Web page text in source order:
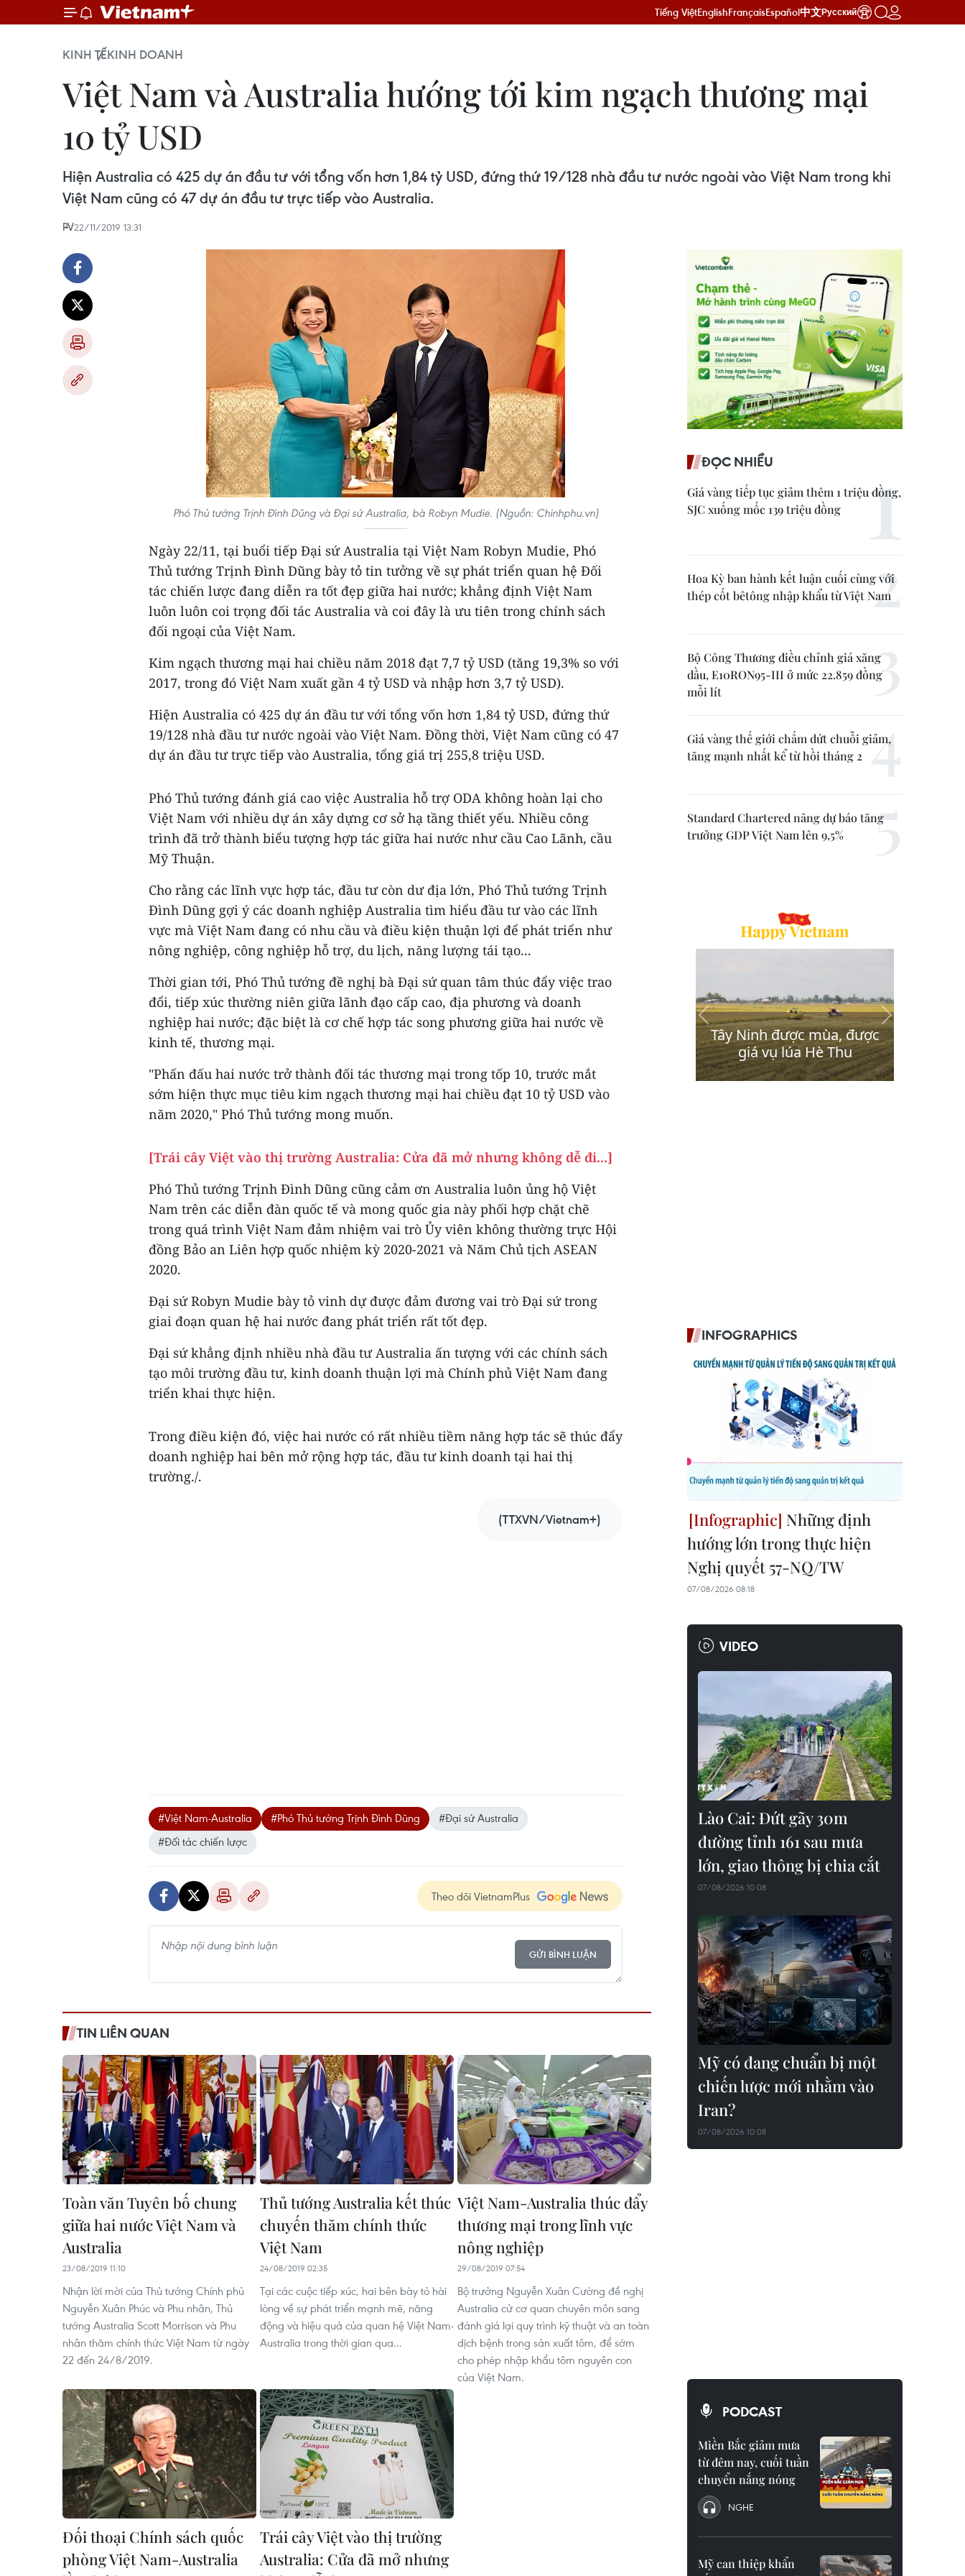
Tiếng ViệtEnglishFrançaisEspañol中文Русский
KINH TẾKINH DOANH
Việt Nam và Australia hướng tới kim ngạch thương mại
10 tỷ USD
Hiện Australia có 425 dự án đầu tư với tổng vốn hơn 1,84 tỷ USD, đứng thứ 19/128 nhà đầu tư nước ngoài vào Việt Nam trong khi
Việt Nam cũng có 47 dự án đầu tư trực tiếp vào Australia.
PV22/11/2019 13:31
Phó Thủ tướng Trịnh Đình Dũng và Đại sứ Australia, bà Robyn Mudie. (Nguồn: Chinhphu.vn)
Ngày 22/11, tại buổi tiếp Đại sứ Australia tại Việt Nam Robyn Mudie, Phó
Thủ tướng Trịnh Đình Dũng bày tỏ tin tưởng về sự phát triển quan hệ Đối
tác chiến lược đang diễn ra tốt đẹp giữa hai nước; khẳng định Việt Nam
luôn luôn coi trọng đối tác Australia và coi đây là ưu tiên trong chính sách
đối ngoại của Việt Nam.
Kim ngạch thương mại hai chiều năm 2018 đạt 7,7 tỷ USD (tăng 19,3% so với
2017, trong đó Việt Nam xuất gần 4 tỷ USD và nhập hơn 3,7 tỷ USD).
Hiện Australia có 425 dự án đầu tư với tổng vốn hơn 1,84 tỷ USD, đứng thứ
19/128 nhà đầu tư nước ngoài vào Việt Nam. Đồng thời, Việt Nam cũng có 47
dự án đầu tư trực tiếp vào Australia, tổng giá trị 255,8 triệu USD.
Phó Thủ tướng đánh giá cao việc Australia hỗ trợ ODA không hoàn lại cho
Việt Nam với nhiều dự án xây dựng cơ sở hạ tầng thiết yếu. Nhiều công
trình đã trở thành biểu tượng hợp tác giữa hai nước như cầu Cao Lãnh, cầu
Mỹ Thuận.
Cho rằng các lĩnh vực hợp tác, đầu tư còn dư địa lớn, Phó Thủ tướng Trịnh
Đình Dũng gợi ý các doanh nghiệp Australia tìm hiểu đầu tư vào các lĩnh
vực mà Việt Nam đang có nhu cầu và điều kiện thuận lợi để phát triển như
nông nghiệp, công nghiệp hỗ trợ, du lịch, năng lượng tái tạo...
Thời gian tới, Phó Thủ tướng đề nghị bà Đại sứ quan tâm thúc đẩy việc trao
đổi, tiếp xúc thường niên giữa lãnh đạo cấp cao, địa phương và doanh
nghiệp hai nước; đặc biệt là cơ chế hợp tác song phương giữa hai nước về
kinh tế, thương mại.
"Phấn đấu hai nước trở thành đối tác thương mại trong tốp 10, trước mắt
sớm hiện thực mục tiêu kim ngạch thương mại hai chiều đạt 10 tỷ USD vào
năm 2020," Phó Thủ tướng mong muốn.
[Trái cây Việt vào thị trường Australia: Cửa đã mở nhưng không dễ đi...]
Phó Thủ tướng Trịnh Đình Dũng cũng cảm ơn Australia luôn ủng hộ Việt
Nam trên các diễn đàn quốc tế và mong quốc gia này phối hợp chặt chẽ
trong quá trình Việt Nam đảm nhiệm vai trò Ủy viên không thường trực Hội
đồng Bảo an Liên hợp quốc nhiệm kỳ 2020-2021 và Năm Chủ tịch ASEAN
2020.
Đại sứ Robyn Mudie bày tỏ vinh dự được đảm đương vai trò Đại sứ trong
giai đoạn quan hệ hai nước đang phát triển rất tốt đẹp.
Đại sứ khẳng định nhiều nhà đầu tư Australia ấn tượng với các chính sách
tạo môi trường đầu tư, kinh doanh thuận lợi mà Chính phủ Việt Nam đang
triển khai thực hiện.
Trong điều kiện đó, việc hai nước có rất nhiều tiềm năng hợp tác sẽ thúc đẩy
doanh nghiệp hai bên mở rộng hợp tác, đầu tư kinh doanh tại hai thị
trường./.
(TTXVN/Vietnam+)
#Việt Nam-Australia #Phó Thủ tướng Trịnh Đình Dũng
#Đại sứ Australia
#Đối tác chiến lược
Theo dõi VietnamPlus
GỬI BÌNH LUẬN
TIN LIÊN QUAN
Toàn văn Tuyên bố chung
giữa hai nước Việt Nam và
Australia
23/08/2019 11:10
Nhận lời mời của Thủ tướng Chính phủ
Nguyễn Xuân Phúc và Phu nhân, Thủ
tướng Australia Scott Morrison và Phu
nhân thăm chính thức Việt Nam từ ngày
22 đến 24/8/2019.
Thủ tướng Australia kết thúc
chuyến thăm chính thức
Việt Nam
24/08/2019 02:35
Tại các cuộc tiếp xúc, hai bên bày tỏ hài
lòng về sự phát triển mạnh mẽ, năng
động và hiệu quả của quan hệ Việt Nam-
Australia trong thời gian qua...
Việt Nam-Australia thúc đẩy
thương mại trong lĩnh vực
nông nghiệp
29/08/2019 07:54
Bộ trưởng Nguyễn Xuân Cường đề nghị
Australia cử cơ quan chuyên môn sang
đánh giá lại quy trình kỹ thuật và an toàn
dịch bệnh trong sản xuất tôm, để sớm
cho phép nhập khẩu tôm nguyên con
của Việt Nam.
Đối thoại Chính sách quốc
phòng Việt Nam-Australia
Trái cây Việt vào thị trường
Australia: Cửa đã mở nhưng
ĐỌC NHIỀU
Giá vàng tiếp tục giảm thêm 1 triệu đồng,
SJC xuống mốc 139 triệu đồng
Hoa Kỳ ban hành kết luận cuối cùng với
thép cốt bêtông nhập khẩu từ Việt Nam
Bộ Công Thương điều chỉnh giá xăng
dầu, E10RON95-III ở mức 22.859 đồng
mỗi lít
Giá vàng thế giới chấm dứt chuỗi giảm,
tăng mạnh nhất kể từ hồi tháng 2
Standard Chartered nâng dự báo tăng
trưởng GDP Việt Nam lên 9,5%
INFOGRAPHICS
Những định
hướng lớn trong thực hiện
Nghị quyết 57-NQ/TW
07/08/2026 08:18
VIDEO
Lào Cai: Đứt gãy 30m
đường tỉnh 161 sau mưa
lớn, giao thông bị chia cắt
07/08/2026 10:08
Mỹ có đang chuẩn bị một
chiến lược mới nhằm vào
Iran?
07/08/2026 10:08
PODCAST
Miền Bắc giảm mưa
từ đêm nay, cuối tuần
chuyển nắng nóng
NGHE
Mỹ can thiệp khẩn